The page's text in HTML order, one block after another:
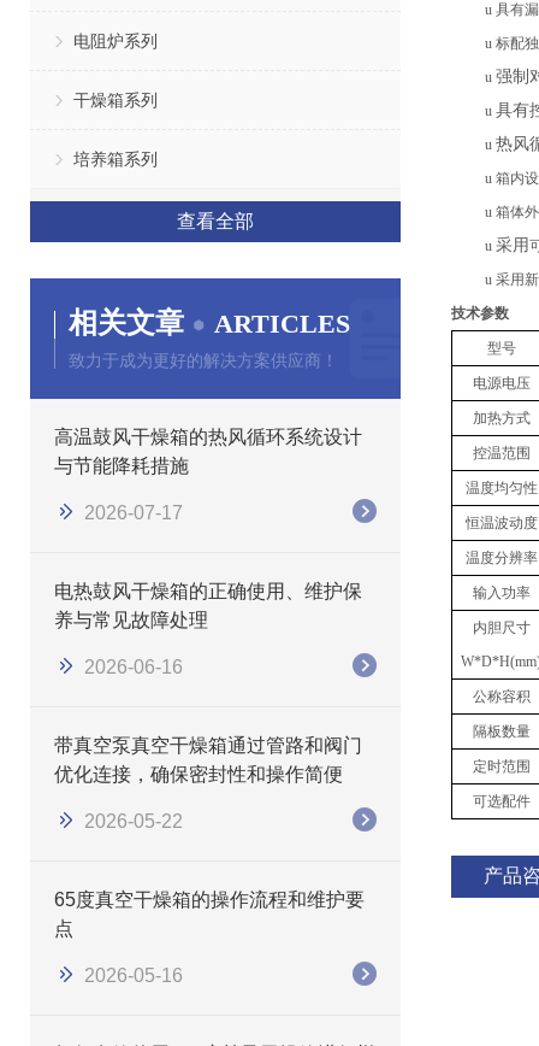
电阻炉系列
干燥箱系列
培养箱系列
查看全部
相关文章 ARTICLES
致力于成为更好的解决方案供应商！
高温鼓风干燥箱的热风循环系统设计
与节能降耗措施
2026-07-17
电热鼓风干燥箱的正确使用、维护保
养与常见故障处理
2026-06-16
带真空泵真空干燥箱通过管路和阀门
优化连接，确保密封性和操作简便
2026-05-22
65度真空干燥箱的操作流程和维护要
点
2026-05-16
u 具有
u 标配
u 强制
u 具有
u 热风
u 箱内
u 箱体
u 采用
u 采用
技术参数
型号
电源电压
加热方式
控温范围
温度均匀性
恒温波动度
温度分辨率
输入功率
内胆尺寸
公称容积
隔板数量
定时范围
可选配件
产品